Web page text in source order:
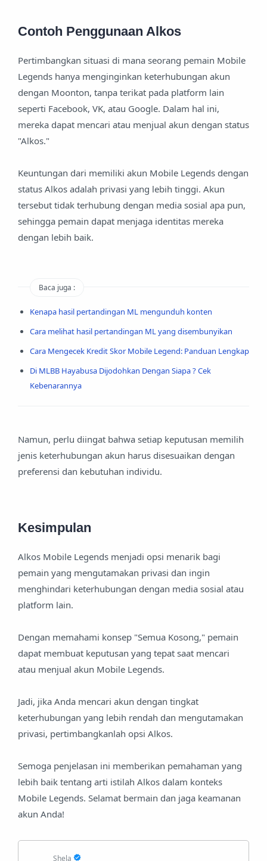
Contoh Penggunaan Alkos
Pertimbangkan situasi di mana seorang pemain Mobile
Legends hanya menginginkan keterhubungan akun
dengan Moonton, tanpa terikat pada platform lain
seperti Facebook, VK, atau Google. Dalam hal ini,
mereka dapat mencari atau menjual akun dengan status
"Alkos."
Keuntungan dari memiliki akun Mobile Legends dengan
status Alkos adalah privasi yang lebih tinggi. Akun
tersebut tidak terhubung dengan media sosial apa pun,
sehingga pemain dapat menjaga identitas mereka
dengan lebih baik.
Baca juga :
Kenapa hasil pertandingan ML mengunduh konten
Cara melihat hasil pertandingan ML yang disembunyikan
Cara Mengecek Kredit Skor Mobile Legend: Panduan Lengkap
Di MLBB Hayabusa Dijodohkan Dengan Siapa ? Cek
Kebenarannya
Namun, perlu diingat bahwa setiap keputusan memilih
jenis keterhubungan akun harus disesuaikan dengan
preferensi dan kebutuhan individu.
Kesimpulan
Alkos Mobile Legends menjadi opsi menarik bagi
pemain yang mengutamakan privasi dan ingin
menghindari keterhubungan dengan media sosial atau
platform lain.
Dengan memahami konsep "Semua Kosong," pemain
dapat membuat keputusan yang tepat saat mencari
atau menjual akun Mobile Legends.
Jadi, jika Anda mencari akun dengan tingkat
keterhubungan yang lebih rendah dan mengutamakan
privasi, pertimbangkanlah opsi Alkos.
Semoga penjelasan ini memberikan pemahaman yang
lebih baik tentang arti istilah Alkos dalam konteks
Mobile Legends. Selamat bermain dan jaga keamanan
akun Anda!